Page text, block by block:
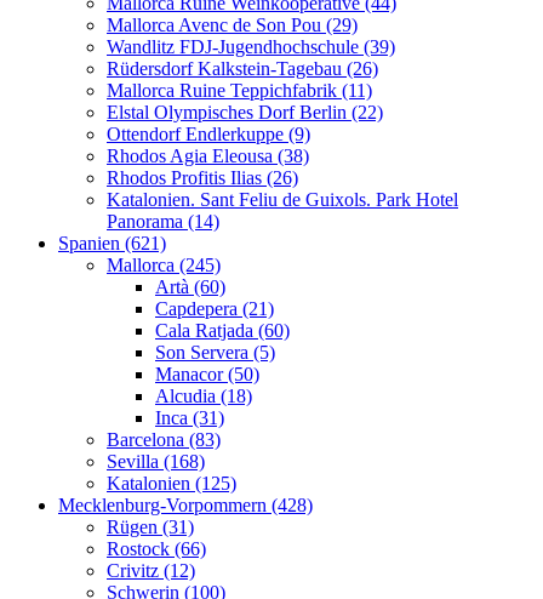
Mallorca Avenc de Son Pou (29)
Wandlitz FDJ-Jugendhochschule (39)
Rüdersdorf Kalkstein-Tagebau (26)
Mallorca Ruine Teppichfabrik (11)
Elstal Olympisches Dorf Berlin (22)
Ottendorf Endlerkuppe (9)
Rhodos Agia Eleousa (38)
Rhodos Profitis Ilias (26)
Katalonien. Sant Feliu de Guixols. Park Hotel
Panorama (14)
Spanien (621)
Mallorca (245)
Artà (60)
Capdepera (21)
Cala Ratjada (60)
Son Servera (5)
Manacor (50)
Alcudia (18)
Inca (31)
Barcelona (83)
Sevilla (168)
Katalonien (125)
Mecklenburg-Vorpommern (428)
Rügen (31)
Rostock (66)
Crivitz (12)
Schwerin (100)